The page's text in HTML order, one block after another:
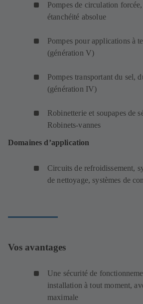
Pompes de circulation
étanchéité absolue
Pompes pour applications à
(génération V)
Pompes transportant du sel,
(génération IV)
Robinetterie et soupapes de
Robinets-vannes
Domaines d’application
Circuits de refroidissement,
de nettoyage, systèmes de
Vos avantages
Une sécurité de
installation à tout moment,
maximale